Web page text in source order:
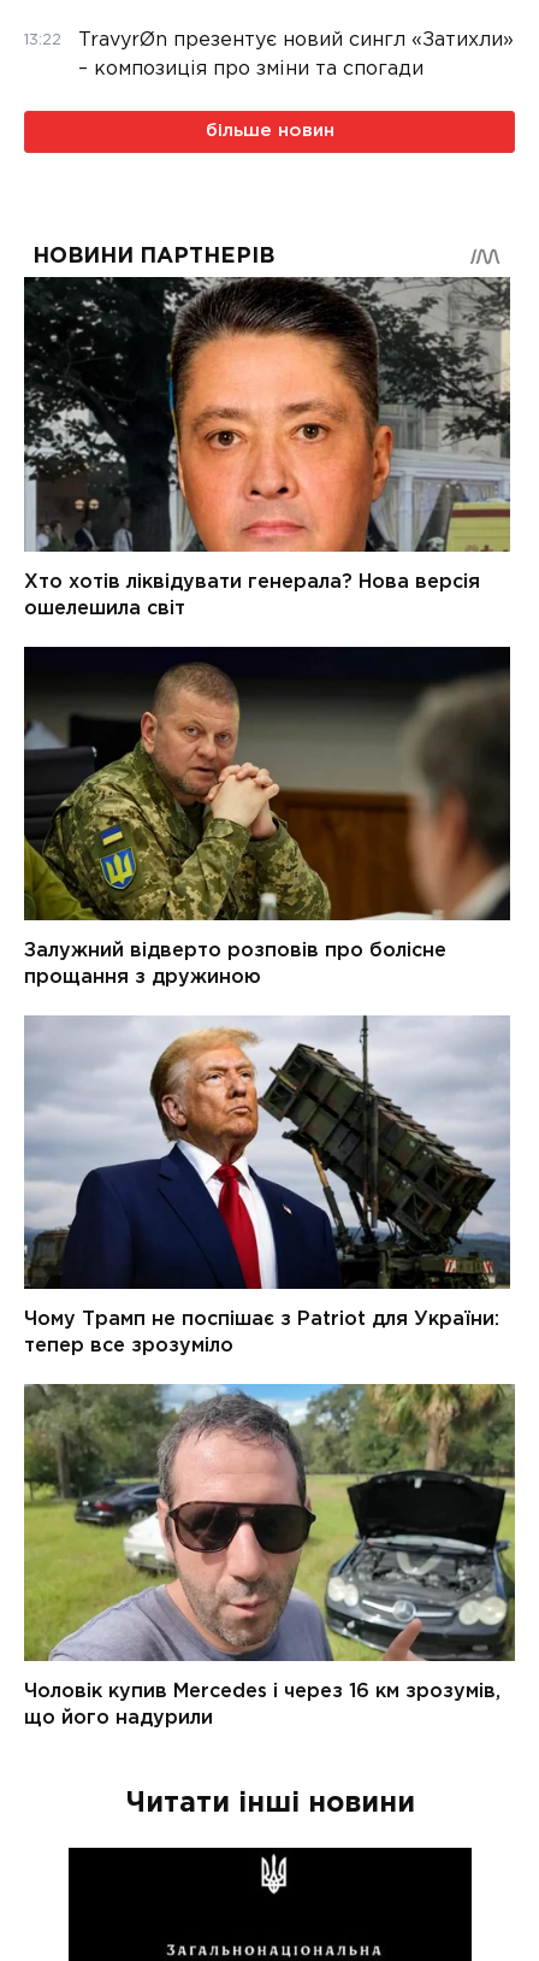
13:22
TravyrØn презентує новий сингл «Затихли»
– композиція про зміни та спогади
більше новин
Читати інші новини